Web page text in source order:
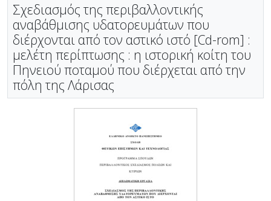
Σχεδιασμός της περιβαλλοντικής
αναβάθμισης υδατορευμάτων που
διέρχονται από τον αστικό ιστό [Cd-rom] :
μελέτη περίπτωσης : η ιστορική κοίτη του
Πηνειού ποταμού που διέρχεται από την
πόλη της Λάρισας